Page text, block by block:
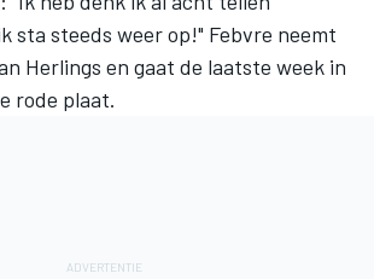
sta steeds weer op!" Febvre neemt
Herlings en gaat de laatste week in
rode plaat.